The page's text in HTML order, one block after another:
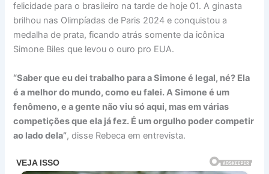
felicidade para o brasileiro na tarde de hoje 01. A ginasta
brilhou nas Olimpíadas de Paris 2024 e conquistou a
medalha de prata, ficando atrás somente da icônica
Simone Biles que levou o ouro pro EUA.
“Saber que eu dei trabalho para a Simone é legal, né? Ela
é a melhor do mundo, como eu falei. A Simone é um
fenômeno, e a gente não viu só aqui, mas em várias
competições que ela já fez. É um orgulho poder competir
ao lado dela”, disse Rebeca em entrevista.